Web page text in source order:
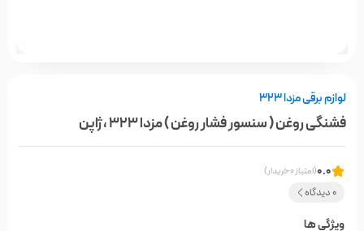
لوازم برقی مزدا 323
فشنگی روغن ( سنسور فشار روغن ) مزدا 323 ، ژاپن
0.0(امتیاز 0 خریدار)
0 دیدگاه
ویژگی ها